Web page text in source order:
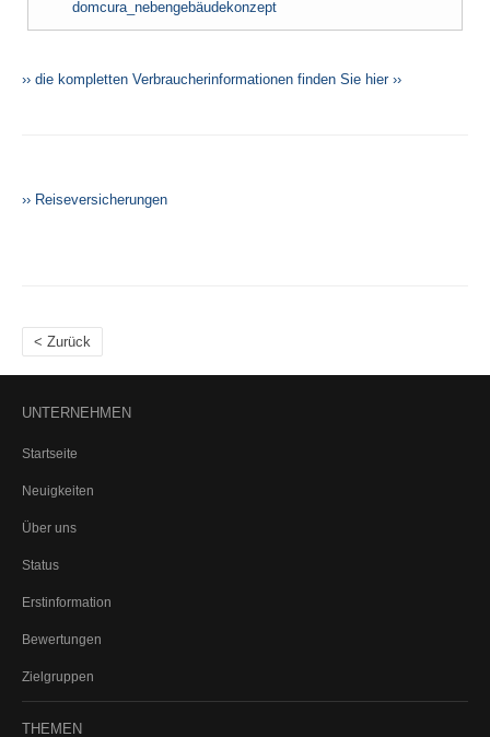
domcura_nebengebäudekonzept
›› die kompletten Verbraucherinformationen finden Sie hier ››
›› Reiseversicherungen
< Zurück
UNTERNEHMEN
Startseite
Neuigkeiten
Über uns
Status
Erstinformation
Bewertungen
Zielgruppen
THEMEN